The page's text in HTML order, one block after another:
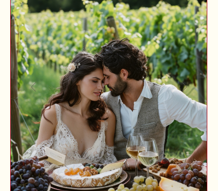
Команда профессионалов
организует любые события:
свадьбы, юбилеи, корпоративы,
фуршеты, кофе-брейки и бизнес-
ужины.«Хайран»— ваш
праздник с удовольствием
и заботой!